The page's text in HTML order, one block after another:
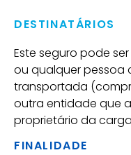
DESTINATÁRIOS
Este seguro pode
ou qualquer pessoa
transportada
outra entidade que
proprietário da
FINALIDADE